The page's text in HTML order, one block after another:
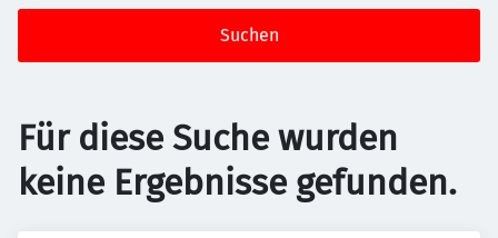
Suchen
Für diese Suche wurden
keine Ergebnisse gefunden.